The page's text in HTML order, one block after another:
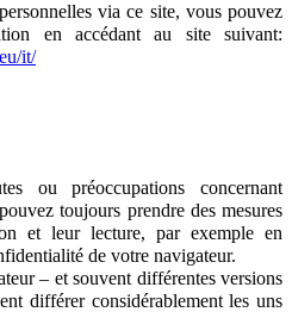
via ce site, vous pouvez
en accédant au site suivant:
it/
ou préoccupations concernant
toujours prendre des mesures
et leur lecture, par exemple en
de votre navigateur.
– et souvent différentes versions
différer considérablement les uns